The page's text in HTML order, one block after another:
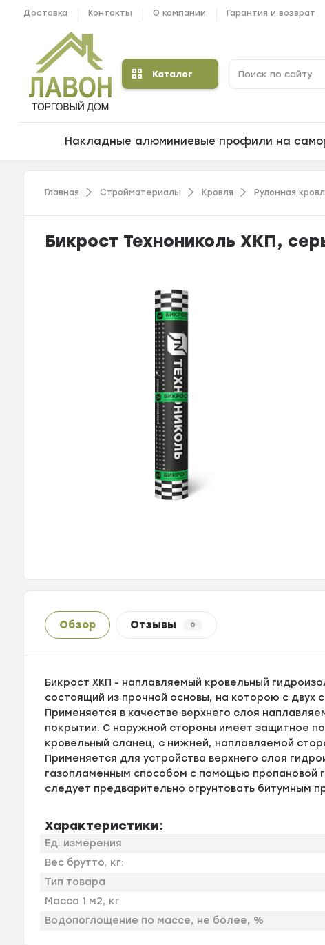
Доставка Контакты О компании Гарантия и возврат
Каталог
Накладные алюминиевые профили на
Главная Стройматериалы Кровля Рулонная
Бикрост Технониколь ХКП,
Обзор Отзывы 0
Бикрост ХКП - наплавляемый кровельный
состоящий из прочной основы, на которою с двух
Применяется в качестве верхнего слоя
покрытии. С наружной стороны имеет защитное
кровельный сланец, с нижней, наплавляемой
Применяется для устройства верхнего слоя
газопламенным способом с помощью пропановой
следует предварительно огрунтовать битумным
Характеристики:
Ед. измерения
Вес брутто, кг:
Тип товара
Масса 1 м2, кг
Водопоглощение по массе, не более, %